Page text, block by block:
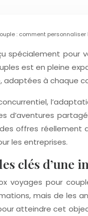
: comment
spécialement pour
est en pleine
adaptées à chaque
d’aventures
offres réellement
les entreprises.
clés d’une
voyages pour
mais de les
atteindre cet